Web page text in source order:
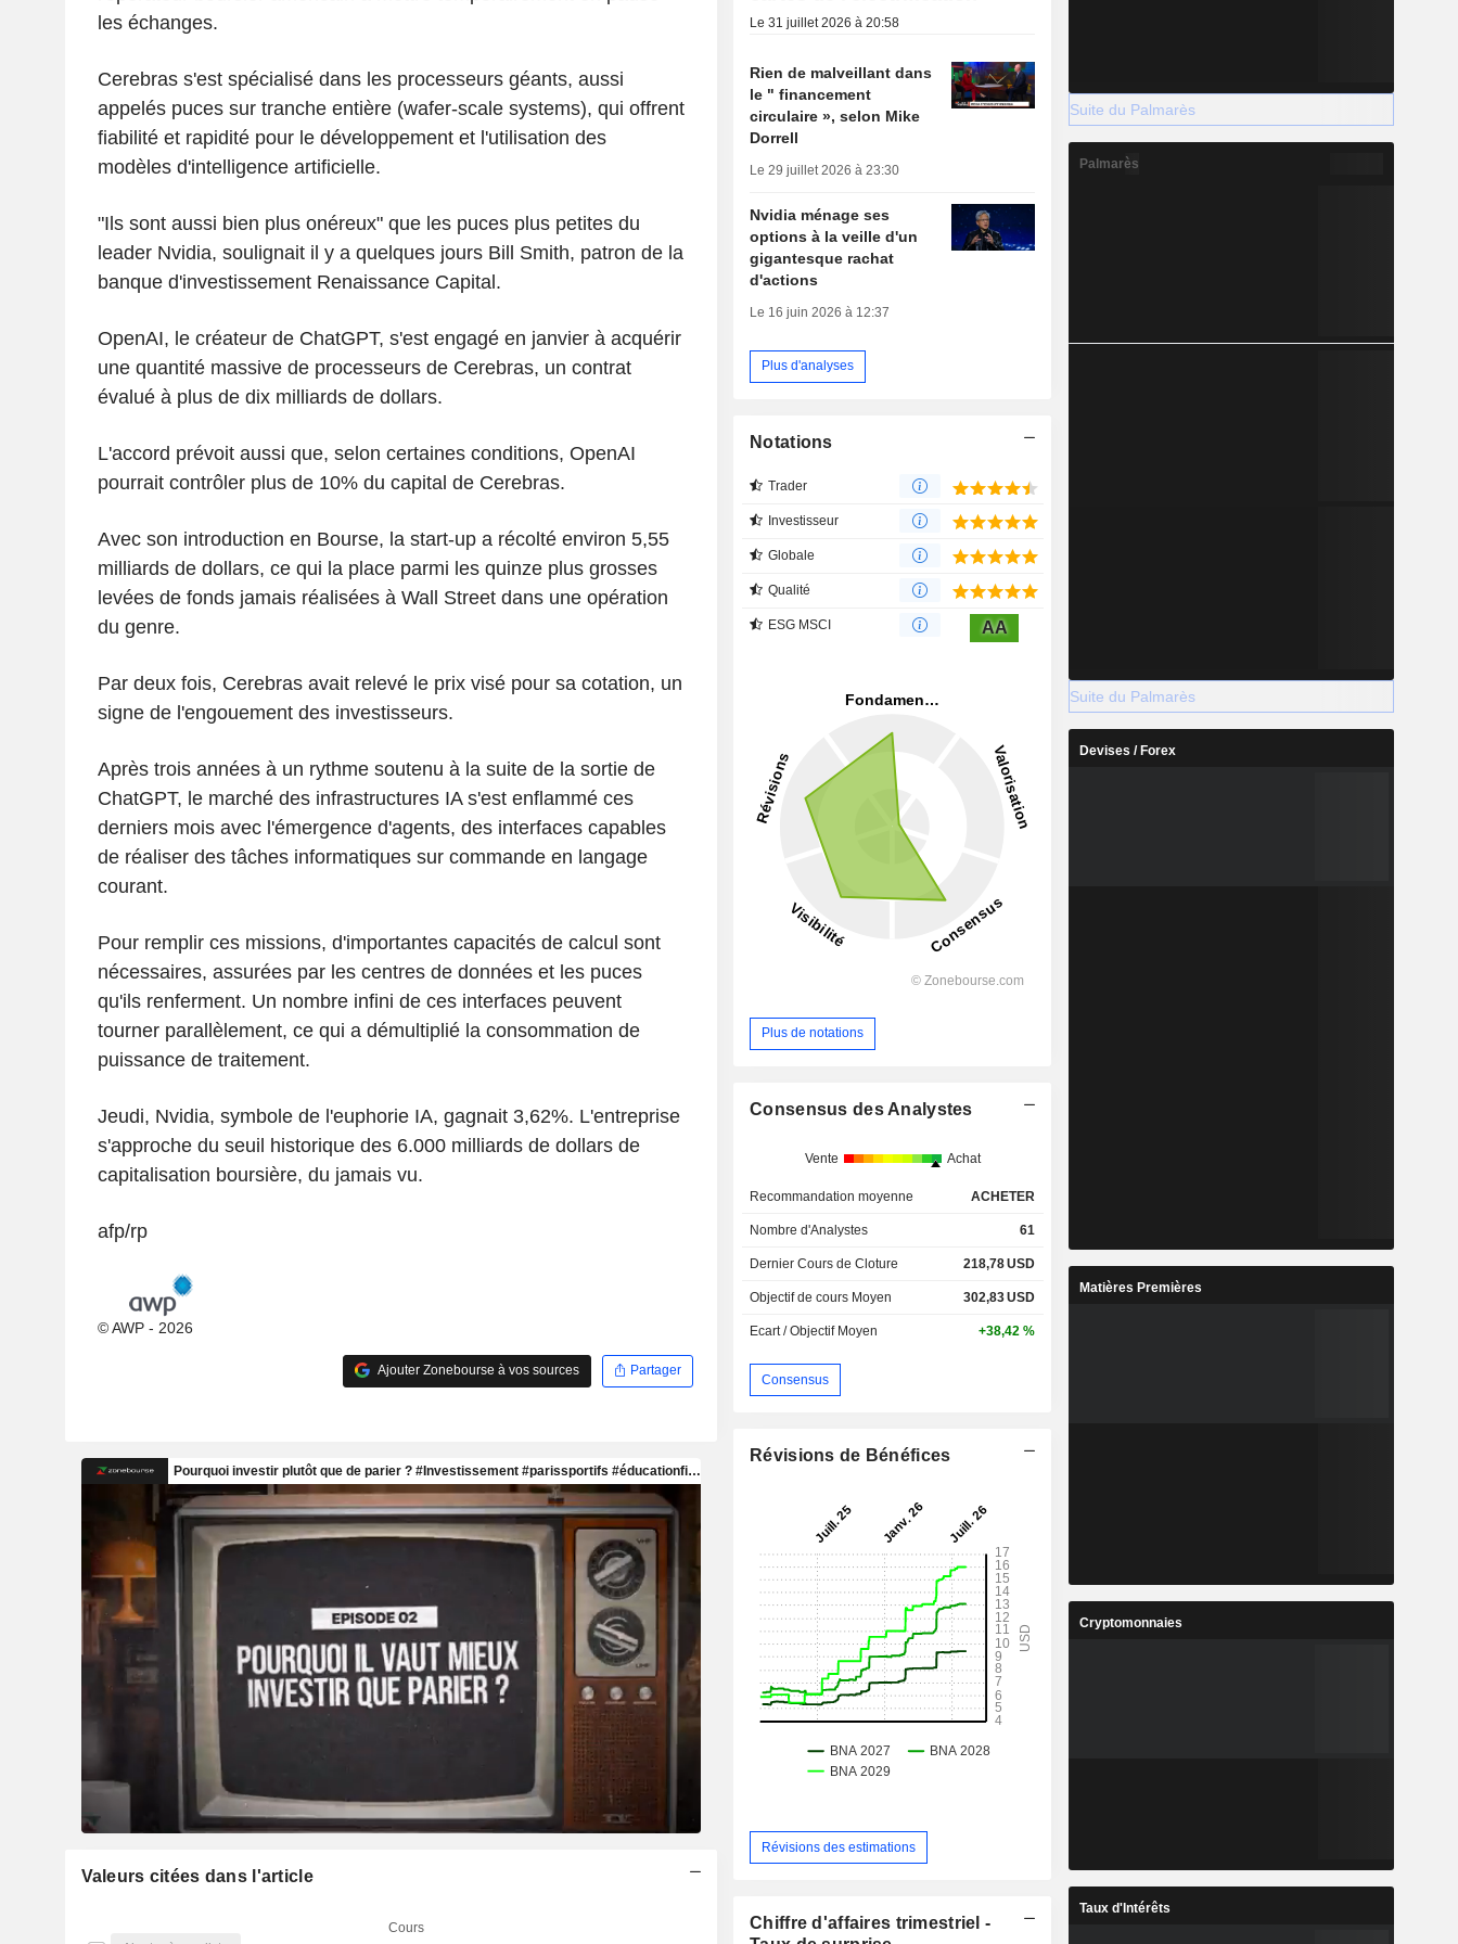
les échanges.
Cerebras s'est spécialisé dans les processeurs géants, aussi
appelés puces sur tranche entière (wafer-scale systems), qui offrent
fiabilité et rapidité pour le développement et l'utilisation des
modèles d'intelligence artificielle.
"Ils sont aussi bien plus onéreux" que les puces plus petites du
leader Nvidia, soulignait il y a quelques jours Bill Smith, patron de la
banque d'investissement Renaissance Capital.
OpenAI, le créateur de ChatGPT, s'est engagé en janvier à acquérir
une quantité massive de processeurs de Cerebras, un contrat
évalué à plus de dix milliards de dollars.
L'accord prévoit aussi que, selon certaines conditions, OpenAI
pourrait contrôler plus de 10% du capital de Cerebras.
Avec son introduction en Bourse, la start-up a récolté environ 5,55
milliards de dollars, ce qui la place parmi les quinze plus grosses
levées de fonds jamais réalisées à Wall Street dans une opération
du genre.
Par deux fois, Cerebras avait relevé le prix visé pour sa cotation, un
signe de l'engouement des investisseurs.
Après trois années à un rythme soutenu à la suite de la sortie de
ChatGPT, le marché des infrastructures IA s'est enflammé ces
derniers mois avec l'émergence d'agents, des interfaces capables
de réaliser des tâches informatiques sur commande en langage
courant.
Pour remplir ces missions, d'importantes capacités de calcul sont
nécessaires, assurées par les centres de données et les puces
qu'ils renferment. Un nombre infini de ces interfaces peuvent
tourner parallèlement, ce qui a démultiplié la consommation de
puissance de traitement.
Jeudi, Nvidia, symbole de l'euphorie IA, gagnait 3,62%. L'entreprise
s'approche du seuil historique des 6.000 milliards de dollars de
capitalisation boursière, du jamais vu.
afp/rp
© AWP - 2026
Ajouter Zonebourse à vos sources Partager
Valeurs citées dans l'article
Cours
Le 31 juillet 2026 à 20:58
Rien de malveillant dans
le " financement
circulaire », selon Mike
Dorrell
Le 29 juillet 2026 à 23:30
Nvidia ménage ses
options à la veille d'un
gigantesque rachat
d'actions
Le 16 juin 2026 à 12:37
Plus d'analyses
Notations
Trader
Investisseur
Globale
Qualité
ESG MSCI AA
Plus de notations
Consensus des Analystes
Vente Achat
Recommandation moyenne ACHETER
Nombre d'Analystes 61
Dernier Cours de Cloture 218,78USD
Objectif de cours Moyen 302,83USD
Ecart / Objectif Moyen +38,42 %
Consensus
Révisions de Bénéfices
Révisions des estimations
Chiffre d'affaires trimestriel -
Suite du Palmarès
Palmarès
Suite du Palmarès
Devises / Forex
Matières Premières
Cryptomonnaies
Taux d'Intérêts